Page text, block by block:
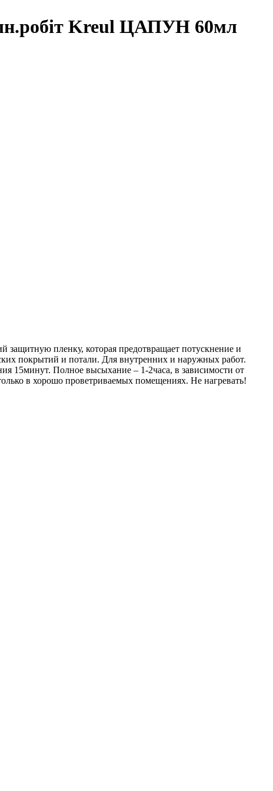
Kreul ЦАПУН 60мл
пленку, которая предотвращает потускнение и
покрытий и потали. Для внутренних и наружных работ.
15минут. Полное высыхание – 1-2часа, в зависимости от
в хорошо проветриваемых помещениях. Не нагревать!